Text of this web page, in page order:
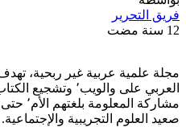
فريق التحرير
12 سنة مضت
مجلة علمية عربية غير ربحية،
العربي على
مشاركة
صعيد العلوم التجريبية والإجتماعية.